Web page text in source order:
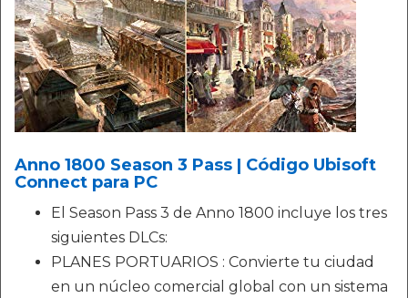
Anno 1800 Season 3 Pass | Código Ubisoft
Connect para PC
El Season Pass 3 de Anno 1800 incluye los tres
siguientes DLCs:
PLANES PORTUARIOS : Convierte tu ciudad
en un núcleo comercial global con un sistema